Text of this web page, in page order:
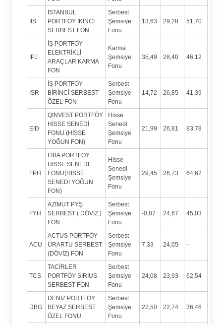
IIS
İSTANBUL
PORTFÖY İKİNCİ
SERBEST FON
Serbest
Şemsiye
Fonu
13,63 29,28 51,70
IPJ
İŞ PORTFÖY
ELEKTRİKLİ
ARAÇLAR KARMA
FON
Karma
Şemsiye
Fonu
35,49 28,40 46,12
ISR
İŞ PORTFÖY
BİRİNCİ SERBEST
ÖZEL FON
Serbest
Şemsiye
Fonu
14,72 26,85 41,39
EID
QİNVEST PORTFÖY
HİSSE SENEDİ
FONU (HİSSE
YOĞUN FON)
Hisse
Senedi
Şemsiye
Fonu
21,99 26,81 83,78
FPH
FİBA PORTFÖY
HİSSE SENEDİ
FONU(HİSSE
SENEDİ YOĞUN
FON)
Hisse
Senedi
Şemsiye
Fonu
29,45 26,73 64,62
FYH
AZİMUT PYŞ
SERBEST ( DÖVİZ )
FON
Serbest
Şemsiye
Fonu
-0,87 24,67 45,03
ACU
ACTUS PORTFÖY
URARTU SERBEST
(DÖVİZ) FON
Serbest
Şemsiye
Fonu
7,33 24,05 –
TCS
TACİRLER
PORTFÖY SİRİUS
SERBEST FON
Serbest
Şemsiye
Fonu
24,08 23,93 62,54
DBG
DENİZ PORTFÖY
BEYAZ SERBEST
ÖZEL FONU
Serbest
Şemsiye
Fonu
22,50 22,74 36,46